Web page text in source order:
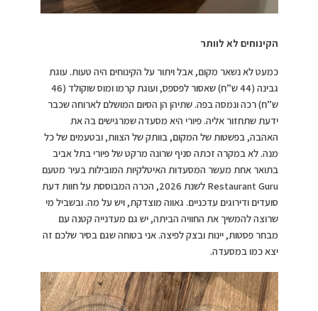
הקינוחים לא לוותר
כמעט לא נשאר מקום, אבל ויתור על הקינוחים היה טעות. עוגת
גבינה (44 ש”ח) שאסור לפספס, ועוגת קרמו ומוס שוקולד (46
ש”ח) רכה ונמסה בפה. שתיהן הן הסיום המושלם לארוחה שכבר
ידעת שתחזור אליה. פיורי היא מסעדה שמרגישים בה את
האהבה, בפשטות של המקום, בוותק של הצוות, ובטעמים של כל
מנה. לא במקרה זכתה סניף שרונה מרקט של פיורי בתל אביב
בתואר אחת מעשר המסעדות האיטלקיות המובילות בעיר מטעם
Restaurant Guru לשנת 2026, הכרה המבוססת על חוות דעת
סועדים ודירוגים עדכניים. גאווה מוצדקת, ויש על מה. ובשביל מי
שרוצה להמשיך את החוויה הביתה, יש גם מעדנייה קטנה עם
מבחר פסטות, יינות ובצק לפיצה. אני בטוחה שגם בסיר שלכם זה
יצא כמו במסעדה.